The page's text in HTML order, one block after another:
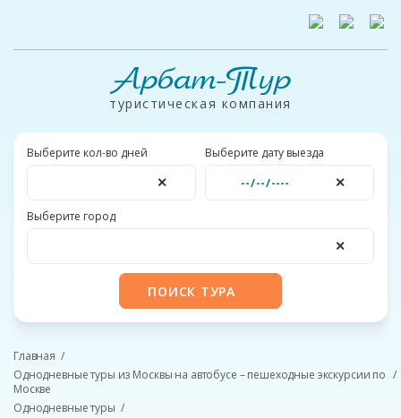
Арбат-Тур
туристическая компания
Выберите кол-во дней
✕
Выберите дату выезда
✕
Выберите город
✕
ПОИСК ТУРА
Главная
Однодневные туры из Москвы на автобусе – пешеходные экскурсии по
Москве
Однодневные туры